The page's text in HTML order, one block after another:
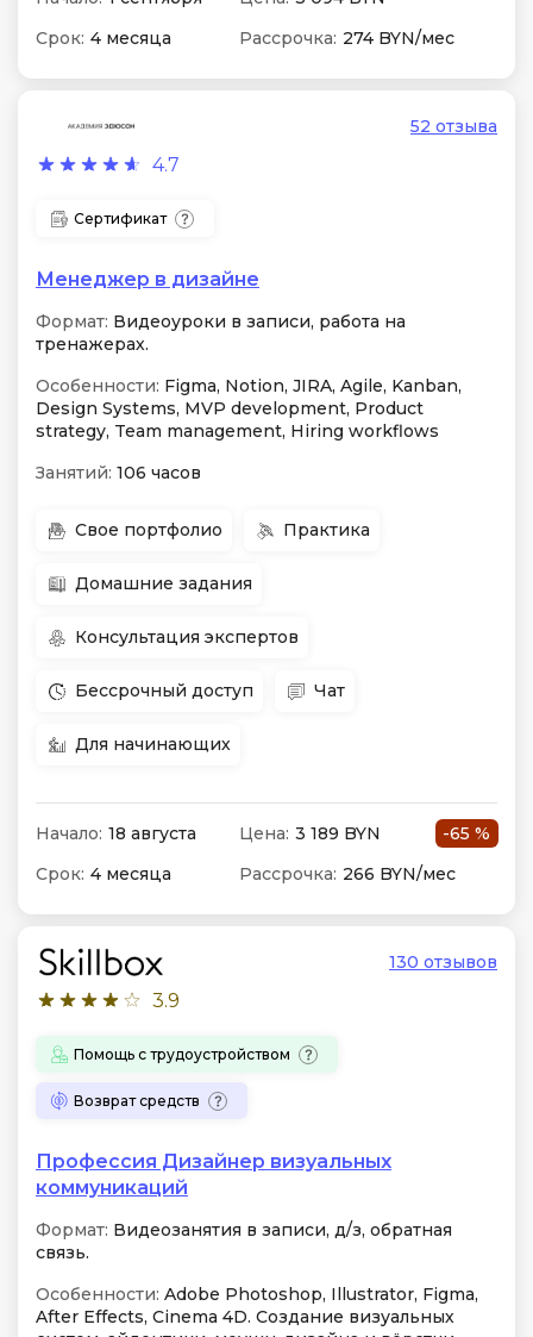
Срок: 4 месяца Рассрочка: 274 BYN/мес
4.7
52 отзыва
Сертификат
Менеджер в дизайне
Формат: Видеоуроки в записи, работа на
тренажерах.
Особенности: Figma, Notion, JIRA, Agile, Kanban,
Design Systems, MVP development, Product
strategy, Team management, Hiring workflows
Занятий: 106 часов
Свое портфолио Практика
Домашние задания
Консультация экспертов
Бессрочный доступ Чат
Для начинающих
Начало: 18 августа Цена: 3 189 BYN
-65 %
Срок: 4 месяца Рассрочка: 266 BYN/мес
3.9
130 отзывов
Помощь с трудоустройством
Возврат средств
Профессия Дизайнер визуальных
коммуникаций
Формат: Видеозанятия в записи, д/з, обратная
связь.
Особенности: Adobe Photoshop, Illustrator, Figma,
After Effects, Cinema 4D. Создание визуальных